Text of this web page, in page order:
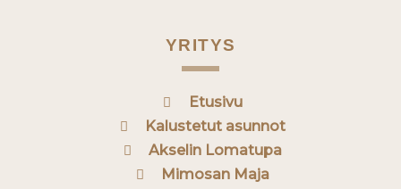
YRITYS
Etusivu
Kalustetut asunnot
Akselin Lomatupa
Mimosan Maja